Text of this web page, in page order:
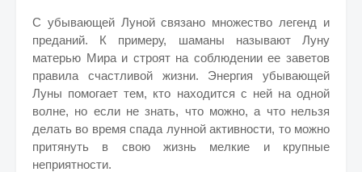
С убывающей Луной связано множество легенд и
преданий. К примеру, шаманы называют Луну
матерью Мира и строят на соблюдении ее заветов
правила счастливой жизни. Энергия убывающей
Луны помогает тем, кто находится с ней на одной
волне, но если не знать, что можно, а что нельзя
делать во время спада лунной активности, то можно
притянуть в свою жизнь мелкие и крупные
неприятности.